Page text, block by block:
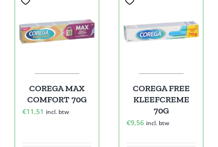
COREGA MAX
COMFORT 70G
€11,51 incl. btw
COREGA FREE
KLEEFCREME
70G
€9,56 incl. btw